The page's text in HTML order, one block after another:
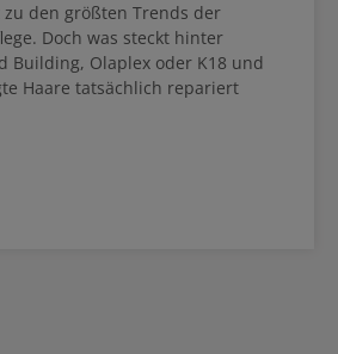
zu den größten Trends der
Doch was steckt hinter
Building, Olaplex oder K18 und
Haare tatsächlich repariert